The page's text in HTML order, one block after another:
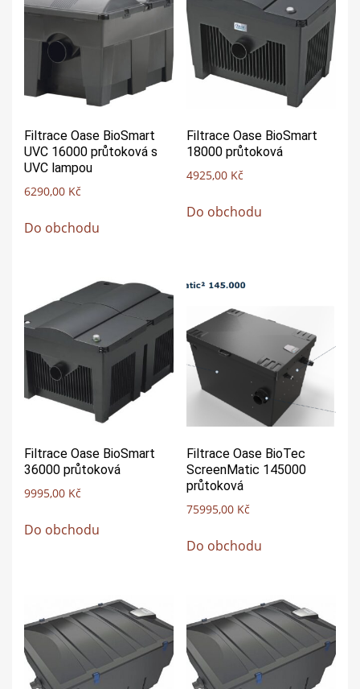
Filtrace Oase BioSmart
UVC 16000 průtoková s
UVC lampou
6290,00 Kč
Do obchodu
Filtrace Oase BioSmart
18000 průtoková
4925,00 Kč
Do obchodu
Filtrace Oase BioSmart
36000 průtoková
9995,00 Kč
Do obchodu
Filtrace Oase BioTec
ScreenMatic 145000
průtoková
75995,00 Kč
Do obchodu